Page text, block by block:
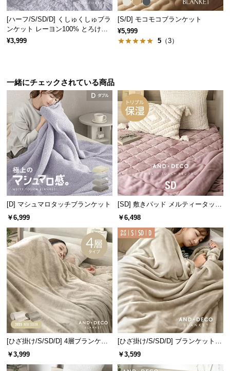
い
て
保
つ
い
会
員
規
約
に
つ
い
て
お
客
様
サ
ポ
ー
ト
お
知
[ハーフ/S/SD/D] くしゅくしゅブラ
ンケット レーヨン100% とろける
肌触り
¥3,999
[S/D] モコモコブランケット
¥5,999
5 （3）
一緒にチェックされている商品
[D] マシュマロタッチブランケット
￥6,999
[SD] 敷きパッド メルティータッチ
マイクロファイバー
￥6,498
[ひざ掛け/S/SD/D] 4層ブランケッ
ト
￥3,999
[ひざ掛け/S/SD/D] ブランケット
ボリュームタイプ
￥3,599